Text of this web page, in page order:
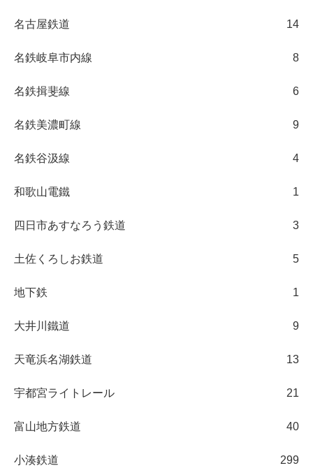
名古屋鉄道 14
名鉄岐阜市内線 8
名鉄揖斐線 6
名鉄美濃町線 9
名鉄谷汲線 4
和歌山電鐵 1
四日市あすなろう鉄道 3
土佐くろしお鉄道 5
地下鉄 1
大井川鐵道 9
天竜浜名湖鉄道 13
宇都宮ライトレール 21
富山地方鉄道 40
小湊鉄道 299